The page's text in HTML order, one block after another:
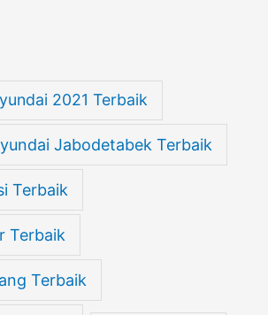
2021 Terbaik
Jabodetabek Terbaik
Terbaik
Terbaik
Terbaik